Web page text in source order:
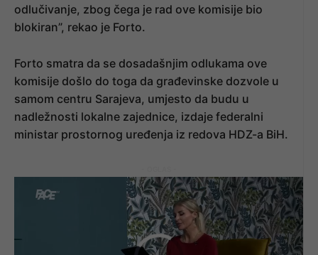
odlučivanje, zbog čega je rad ove komisije bio
blokiran”, rekao je Forto.
Forto smatra da se dosadašnjim odlukama ove
komisije došlo do toga da građevinske dozvole u
samom centru Sarajeva, umjesto da budu u
nadležnosti lokalne zajednice, izdaje federalni
ministar prostornog uređenja iz redova HDZ-a BiH.